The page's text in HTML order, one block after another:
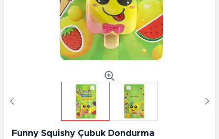
Funny Squishy Çubuk Dondurma